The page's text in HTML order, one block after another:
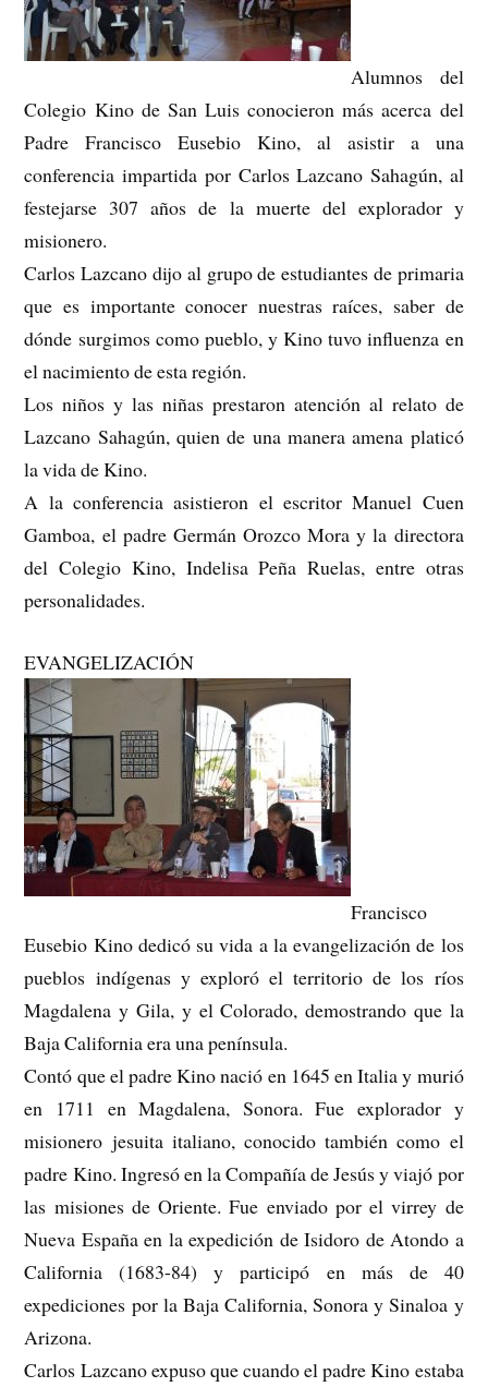
Alumnos del
Colegio Kino de San Luis conocieron más acerca del
Padre Francisco Eusebio Kino, al asistir a una
conferencia impartida por Carlos Lazcano Sahagún, al
festejarse 307 años de la muerte del explorador y
misionero.
Carlos Lazcano dijo al grupo de estudiantes de primaria
que es importante conocer nuestras raíces, saber de
dónde surgimos como pueblo, y Kino tuvo influenza en
el nacimiento de esta región.
Los niños y las niñas prestaron atención al relato de
Lazcano Sahagún, quien de una manera amena platicó
la vida de Kino.
A la conferencia asistieron el escritor Manuel Cuen
Gamboa, el padre Germán Orozco Mora y la directora
del Colegio Kino, Indelisa Peña Ruelas, entre otras
personalidades.
EVANGELIZACIÓN
Francisco
Eusebio Kino dedicó su vida a la evangelización de los
pueblos indígenas y exploró el territorio de los ríos
Magdalena y Gila, y el Colorado, demostrando que la
Baja California era una península.
Contó que el padre Kino nació en 1645 en Italia y murió
en 1711 en Magdalena, Sonora. Fue explorador y
misionero jesuita italiano, conocido también como el
padre Kino. Ingresó en la Compañía de Jesús y viajó por
las misiones de Oriente. Fue enviado por el virrey de
Nueva España en la expedición de Isidoro de Atondo a
California (1683-84) y participó en más de 40
expediciones por la Baja California, Sonora y Sinaloa y
Arizona.
Carlos Lazcano expuso que cuando el padre Kino estaba